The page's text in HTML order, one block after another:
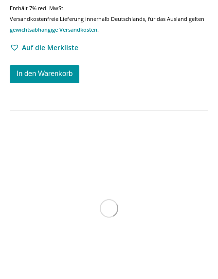
Enthält 7% red. MwSt.
Versandkostenfreie Lieferung innerhalb Deutschlands, für das Ausland gelten
gewichtsabhängige Versandkosten.
Auf die Merkliste
In den Warenkorb